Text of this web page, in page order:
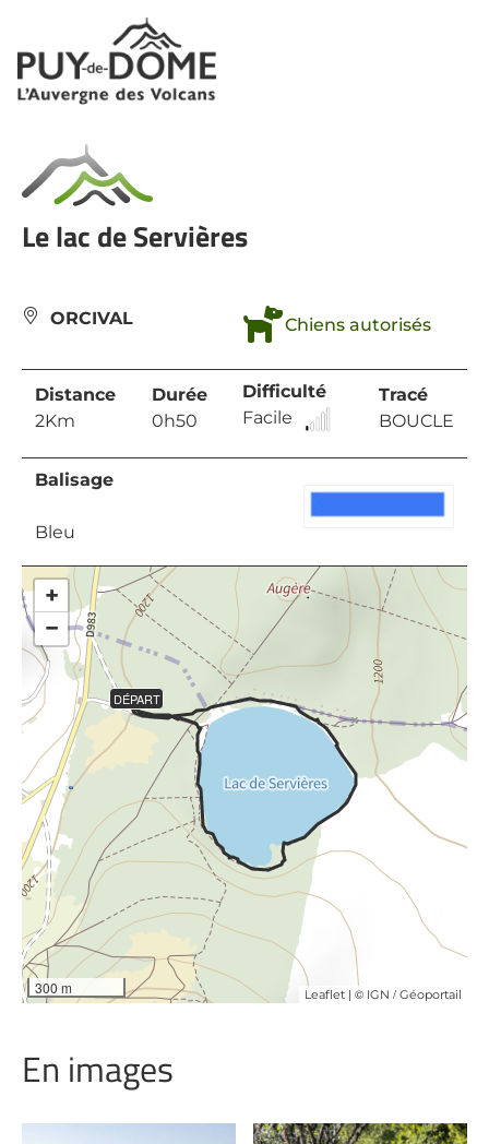
Panneau de gestion des cookies
Le lac de Servières
ORCIVAL Chiens autorisés
Distance
2Km
Durée
0h50
Difficulté
Facile
Tracé
BOUCLE
Balisage
Bleu
DÉPART
+
−
300 m Leaflet | © IGN / Géoportail
En images